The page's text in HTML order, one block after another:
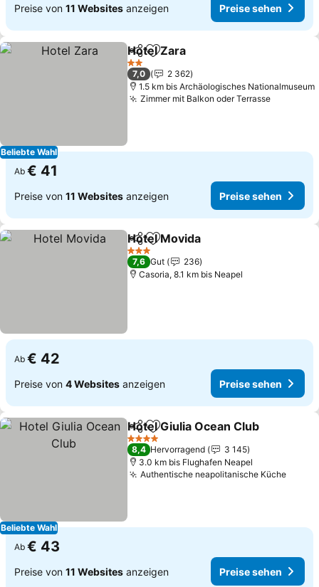
Preise von 11 Websites anzeigen Preise sehen
Beliebte Wahl
TeilenZu Favoriten hinzufügen
Hotel Zara
2 Sterne
7,0
2 362
1.5 km bis Archäologisches Nationalmuseum
Zimmer mit Balkon oder Terrasse
Ab € 41
Preise von 11 Websites anzeigen Preise sehen
TeilenZu Favoriten hinzufügen
Hotel Movida
3 Sterne
7,6 Gut
236
Casoria, 8.1 km bis Neapel
Ab € 42
Preise von 4 Websites anzeigen Preise sehen
Beliebte Wahl
TeilenZu Favoriten hinzufügen
Hotel Giulia Ocean Club
4 Sterne
8,4 Hervorragend
3 145
3.0 km bis Flughafen Neapel
Authentische neapolitanische Küche
Ab € 43
Preise von 11 Websites anzeigen Preise sehen